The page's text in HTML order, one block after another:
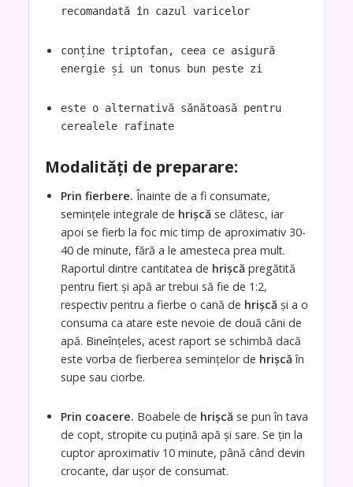
recomandată în cazul varicelor
conține triptofan, ceea ce asigură
energie și un tonus bun peste zi
este o alternativă sănătoasă pentru
cerealele rafinate
Modalități de preparare:
Prin fierbere. Înainte de a fi consumate,
semințele integrale de hrișcă se clătesc, iar
apoi se fierb la foc mic timp de aproximativ 30-
40 de minute, fără a le amesteca prea mult.
Raportul dintre cantitatea de hrișcă pregătită
pentru fiert și apă ar trebui să fie de 1:2,
respectiv pentru a fierbe o cană de hrișcă și a o
consuma ca atare este nevoie de două căni de
apă. Bineînțeles, acest raport se schimbă dacă
este vorba de fierberea semințelor de hrișcăîn
supe sau ciorbe.
Prin coacere. Boabele de hrișcă se pun în tava
de copt, stropite cu puțină apă și sare. Se țin la
cuptor aproximativ 10 minute, până când devin
crocante, dar ușor de consumat.